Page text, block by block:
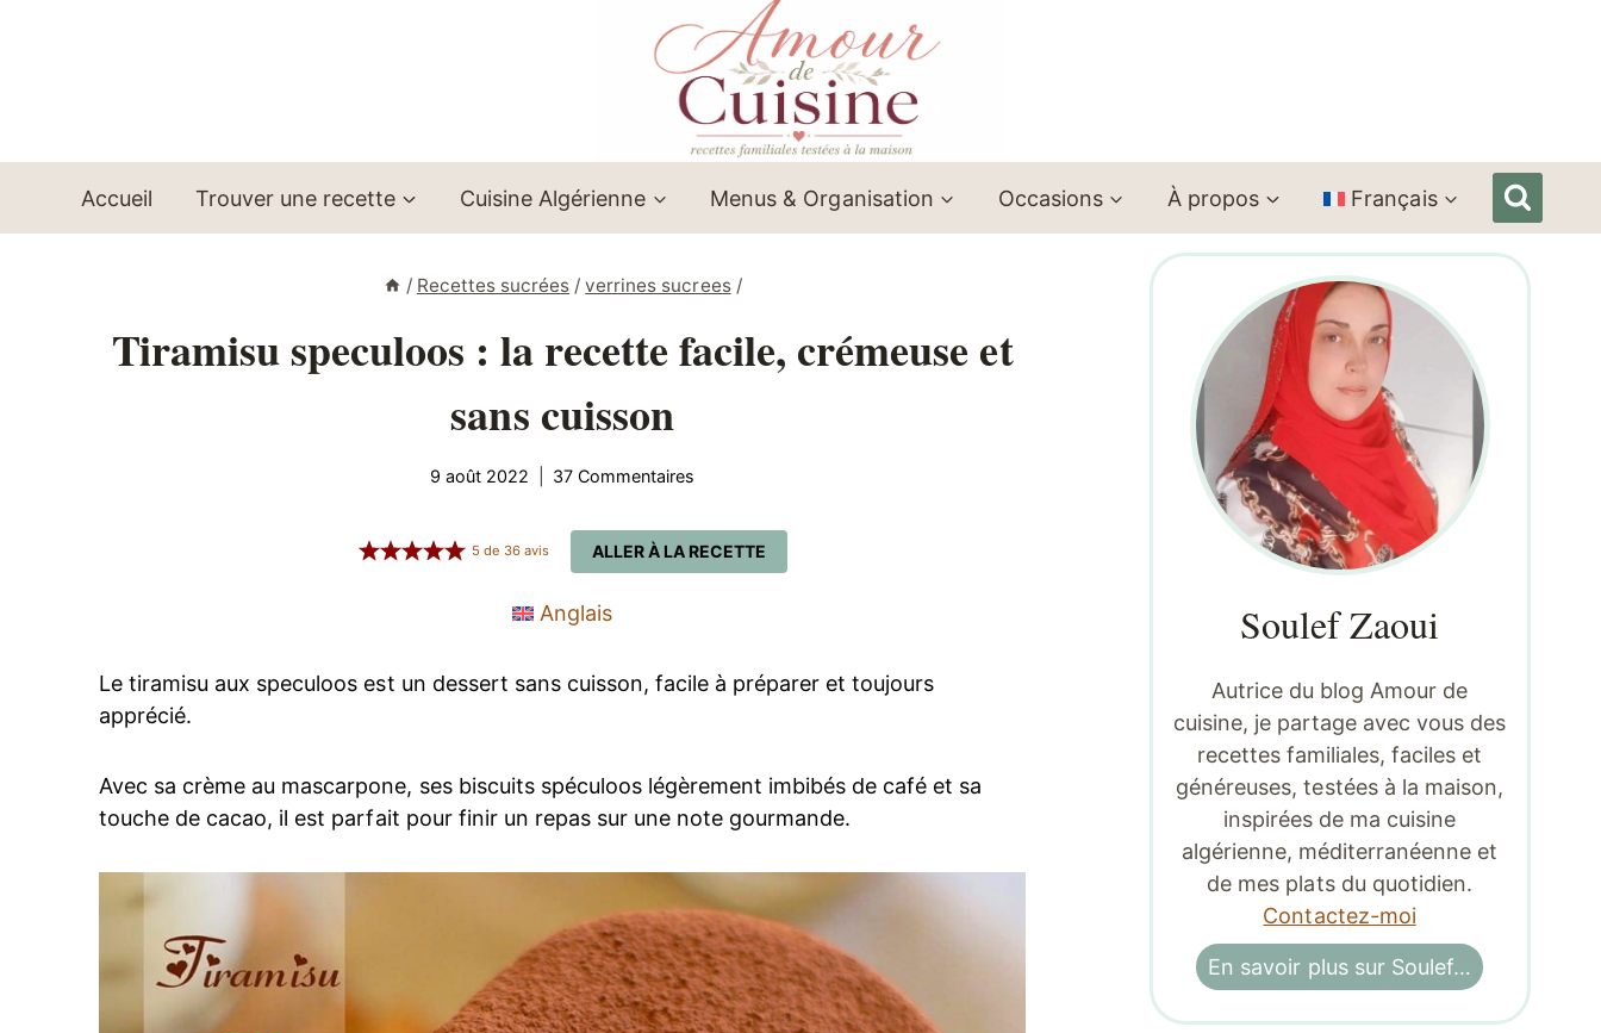
Accueil Trouver une recette Cuisine Algérienne Menus & Organisation Occasions À propos Français
/ Recettes sucrées / verrines sucrees /
Tiramisu speculoos : la recette facile, crémeuse et
sans cuisson
9 août 2022 37 Commentaires
ALLER À LA RECETTE
5 de 36avis
Anglais
Le tiramisu aux speculoos est un dessert sans cuisson, facile à préparer et toujours
apprécié.
Avec sa crème au mascarpone, ses biscuits spéculoos légèrement imbibés de café et sa
touche de cacao, il est parfait pour finir un repas sur une note gourmande.
Soulef Zaoui
Autrice du blog Amour de
cuisine, je partage avec vous des
recettes familiales, faciles et
généreuses, testées à la maison,
inspirées de ma cuisine
algérienne, méditerranéenne et
de mes plats du quotidien.
Contactez-moi
En savoir plus sur Soulef…